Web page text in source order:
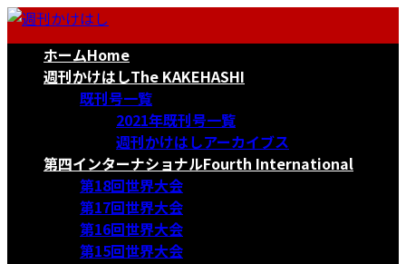
コ
ナ
ホームHome
週刊かけはしThe KAKEHASHI
既刊号一覧
2021年既刊号一覧
週刊かけはしアーカイブス
第四インターナショナルFourth International
第18回世界大会
第17回世界大会
第16回世界大会
第15回世界大会